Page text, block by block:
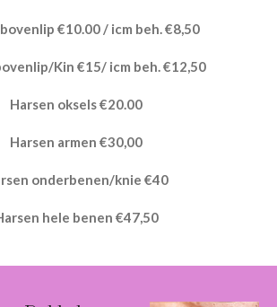
€10.00 / icm beh. €8,50
Kin €15/ icm beh. €12,50
Harsen oksels €20.00
Harsen armen €30,00
onderbenen/knie €40
hele benen €47,50